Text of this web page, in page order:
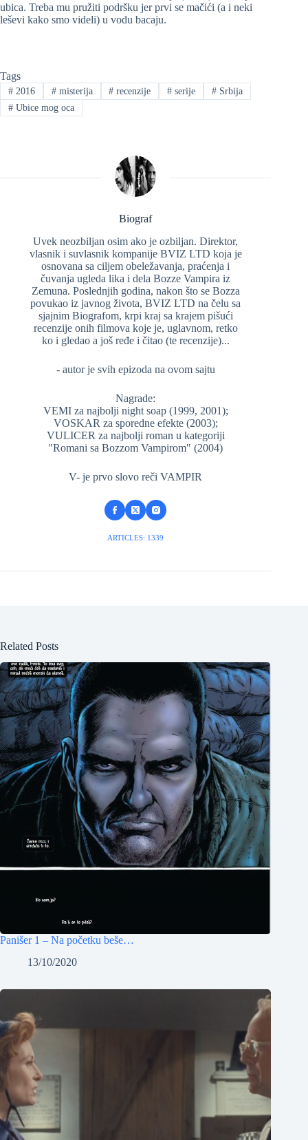
ubica. Treba mu pružiti podršku jer prvi se mačići (a i neki
leševi kako smo videli) u vodu bacaju.
Tags
#2016 #misterija # recenzije # serije # Srbija
#Ubice mog oca
Biograf
Uvek neozbiljan osim ako je ozbiljan. Direktor,
vlasnik i suvlasnik kompanije BVIZ LTD koja je
osnovana sa ciljem obeležavanja, praćenja i
čuvanja ugleda lika i dela Bozze Vampira iz
Zemuna. Poslednjih godina, nakon što se Bozza
povukao iz javnog života, BVIZ LTD na čelu sa
sjajnim Biografom, krpi kraj sa krajem pišući
recenzije onih filmova koje je, uglavnom, retko
ko i gledao a još ređe i čitao (te recenzije)...
- autor je svih epizoda na ovom sajtu
Nagrade:
VEMI za najbolji night soap (1999, 2001);
VOSKAR za sporedne efekte (2003);
VULICER za najbolji roman u kategoriji
"Romani sa Bozzom Vampirom" (2004)
V- je prvo slovo reči VAMPIR
ARTICLES: 1339
Related Posts
Panišer 1 – Na početku beše…
13/10/2020